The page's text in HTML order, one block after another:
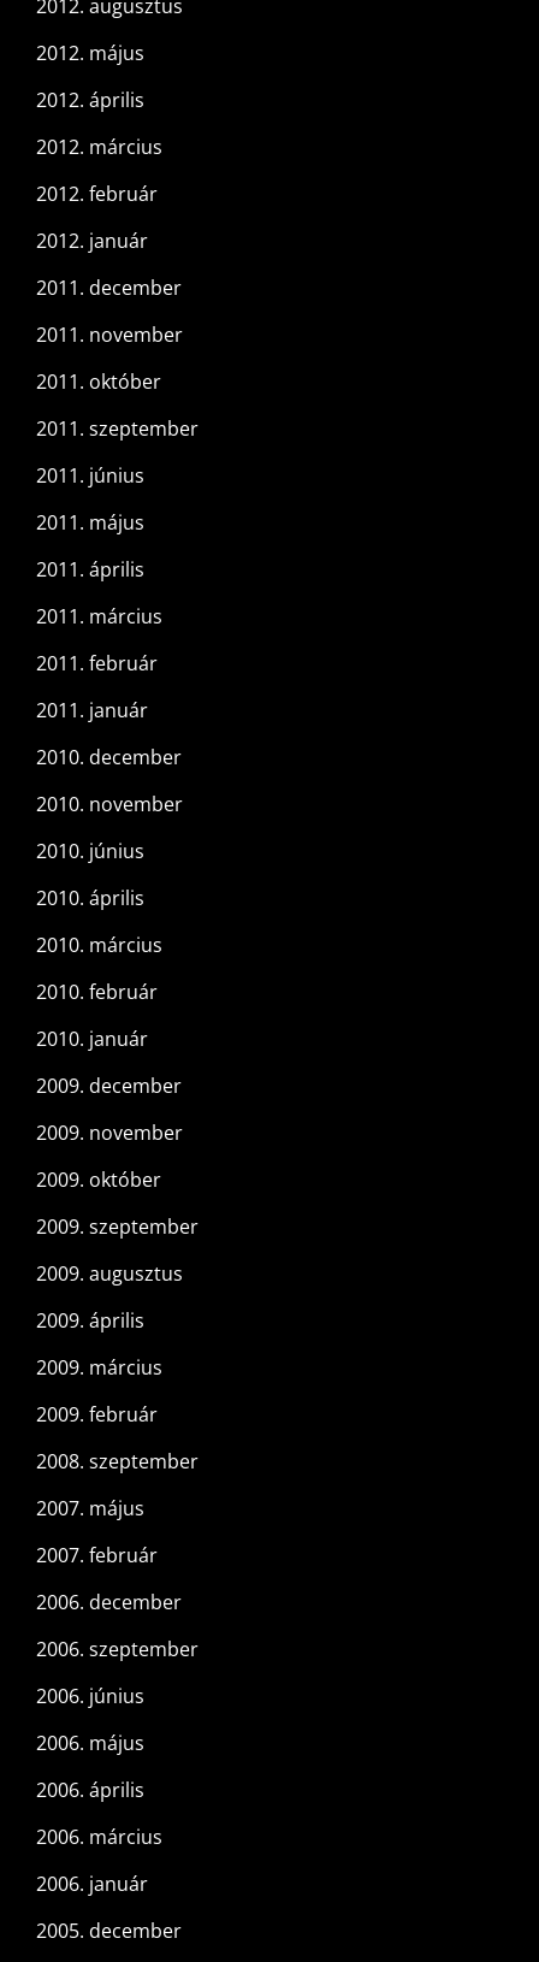
2012. augusztus
2012. május
2012. április
2012. március
2012. február
2012. január
2011. december
2011. november
2011. október
2011. szeptember
2011. június
2011. május
2011. április
2011. március
2011. február
2011. január
2010. december
2010. november
2010. június
2010. április
2010. március
2010. február
2010. január
2009. december
2009. november
2009. október
2009. szeptember
2009. augusztus
2009. április
2009. március
2009. február
2008. szeptember
2007. május
2007. február
2006. december
2006. szeptember
2006. június
2006. május
2006. április
2006. március
2006. január
2005. december